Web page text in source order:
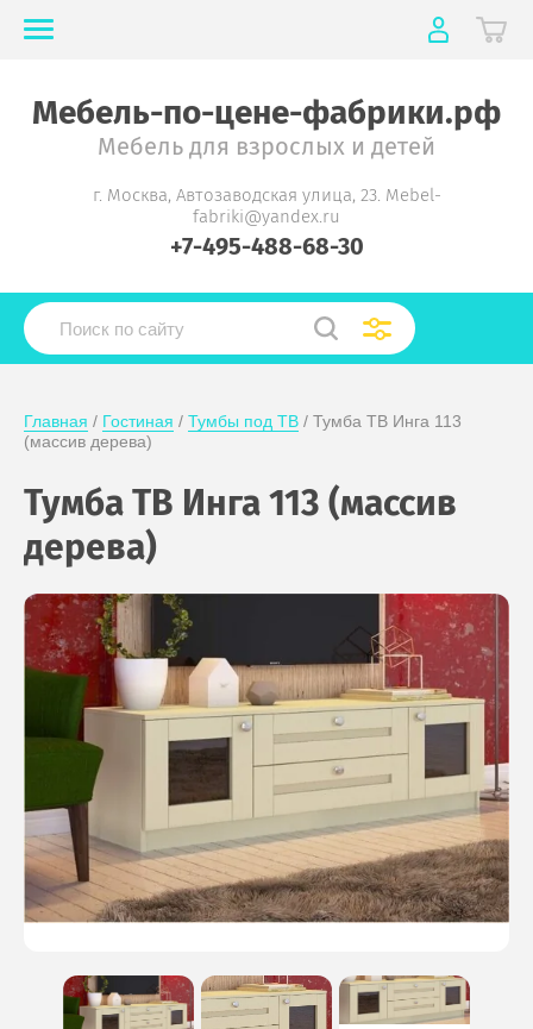
Мебель-по-цене-фабрики.рф
Мебель для взрослых и детей
г. Москва, Автозаводская улица, 23. Mebel-
fabriki@yandex.ru
+7-495-488-68-30
Главная / Гостиная / Тумбы под ТВ / Тумба ТВ Инга 113
(массив дерева)
Тумба ТВ Инга 113 (массив
дерева)